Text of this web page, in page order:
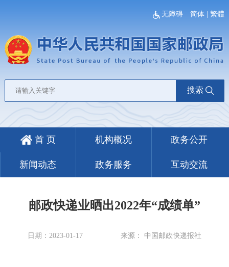
无障碍 简体 |繁體
搜索
首 页 机构概况 政务公开
新闻动态 政务服务 互动交流
邮政快递业晒出2022年“成绩单”
日期：2023-01-17 来源： 中国邮政快递报社